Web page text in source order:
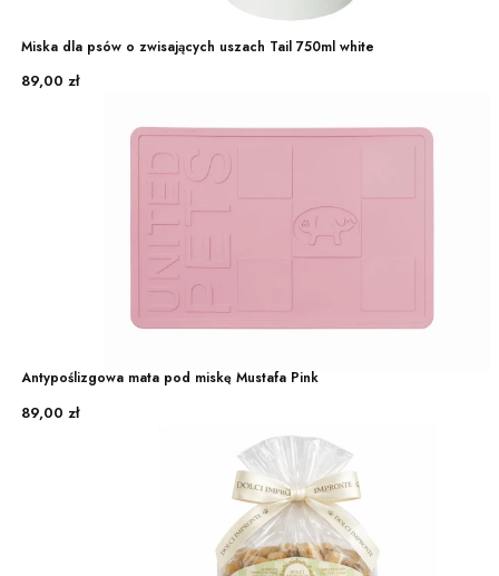
Miska dla psów o zwisających uszach Tail 750ml white
Cena
89,00 zł
Antypoślizgowa mata pod miskę Mustafa Pink
Cena
89,00 zł